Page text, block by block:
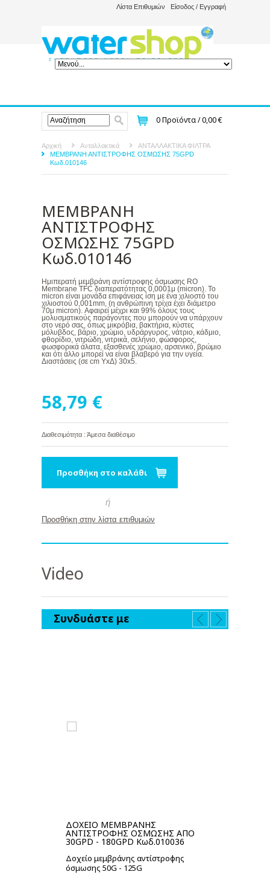
Λίστα Επιθυμιών Είσοδος / Εγγραφή
0Προϊόντα /0,00 €
Αρχική Ανταλλακτικά
ΑΝΤΑΛΛΑΚΤΙΚΑ ΦΙΛΤΡΑ
ΜΕΜΒΡΑΝΗ ΑΝΤΙΣΤΡΟΦΗΣ ΟΣΜΩΣΗΣ 75GPD
Κωδ.010146
ΜΕΜΒΡΑΝΗ
ΑΝΤΙΣΤΡΟΦΗΣ
ΟΣΜΩΣΗΣ 75GPD
Κωδ.010146
Ημιπερατή μεμβράνη αντίστροφης όσμωσης RO
Membrane TFC διαπερατότητας 0,0001μ (micron). Το
micron είναι μονάδα επιφάνειας ίση με ένα χιλιοστό του
χιλιοστού 0,001mm, (η ανθρώπινη τρίχα έχει διάμετρο
70μ micron). Αφαιρεί μέχρι και 99% όλους τους
μολυσματικούς παράγοντες που μπορούν να υπάρχουν
στο νερό σας, όπως μικρόβια, βακτήρια, κύστες
μόλυβδος, βάριο, χρώμιο, υδράργυρος, νάτριο, κάδμιο,
φθορίδιο, νιτρώδη, νιτρικά, σελήνιο, φώσφορος,
φωσφορικά άλατα, εξασθενές χρώμιο, αρσενικό, βρώμιο
και ότι άλλο μπορεί να είναι βλαβερό για την υγεία.
Διαστάσεις (σε cm ΥxΔ) 30x5.
58,79 €
Διαθεσιμότητα : Άμεσα διαθέσιμο
Προσθήκη στο καλάθι
ή
Προσθήκη στην λίστα επιθυμιών
Video
Συνδυάστε με
ΔΟΧΕΙΟ ΜΕΜΒΡΑΝΗΣ
ΑΝΤΙΣΤΡΟΦΗΣ ΟΣΜΩΣΗΣ ΑΠΟ
30GPD - 180GPD Κωδ.010036
Δοχείο μεμβράνης αντίστροφης
όσμωσης 50G - 125G